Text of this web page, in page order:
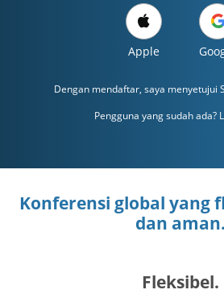
Apple
Dengan mendaftar, saya menyetujui
Pengguna yang sudah ada?
Konferensi global yang
dan aman.
Fleksibel.